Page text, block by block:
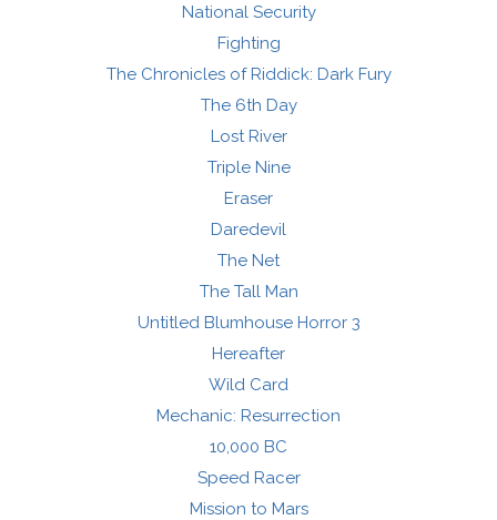
National Security
Fighting
The Chronicles of Riddick: Dark Fury
The 6th Day
Lost River
Triple Nine
Eraser
Daredevil
The Net
The Tall Man
Untitled Blumhouse Horror 3
Hereafter
Wild Card
Mechanic: Resurrection
10,000 BC
Speed Racer
Mission to Mars